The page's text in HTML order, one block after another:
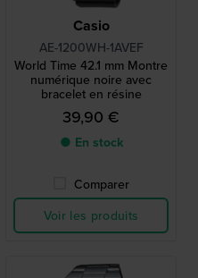
Casio
AE-1200WH-1AVEF
World Time 42.1 mm Montre
numérique noire avec
bracelet en résine
39,90 €
● En stock
Comparer
Voir les produits